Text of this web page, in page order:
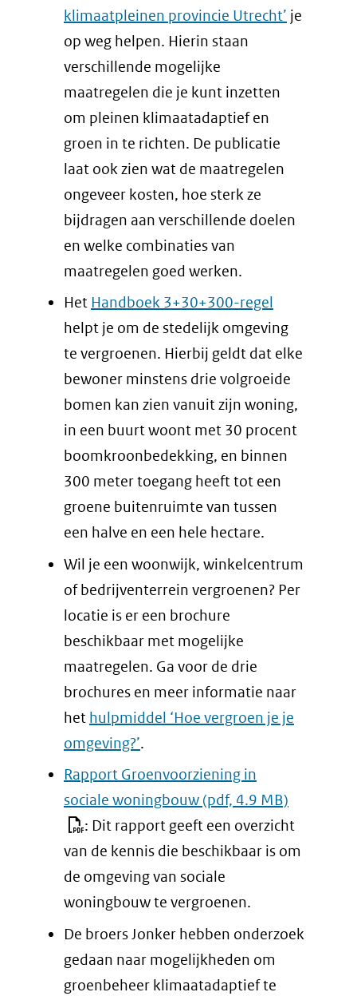
klimaatpleinen provincie Utrecht’ je
op weg helpen. Hierin staan
verschillende mogelijke
maatregelen die je kunt inzetten
om pleinen klimaatadaptief en
groen in te richten. De publicatie
laat ook zien wat de maatregelen
ongeveer kosten, hoe sterk ze
bijdragen aan verschillende doelen
en welke combinaties van
maatregelen goed werken.
Het Handboek 3+30+300-regel
helpt je om de stedelijk omgeving
te vergroenen. Hierbij geldt dat elke
bewoner minstens drie volgroeide
bomen kan zien vanuit zijn woning,
in een buurt woont met 30 procent
boomkroonbedekking, en binnen
300 meter toegang heeft tot een
groene buitenruimte van tussen
een halve en een hele hectare.
Wil je een woonwijk, winkelcentrum
of bedrijventerrein vergroenen? Per
locatie is er een brochure
beschikbaar met mogelijke
maatregelen. Ga voor de drie
brochures en meer informatie naar
het hulpmiddel ‘Hoe vergroen je je
omgeving?’.
Rapport Groenvoorziening in
sociale woningbouw (pdf, 4.9 MB)
: Dit rapport geeft een overzicht
van de kennis die beschikbaar is om
de omgeving van sociale
woningbouw te vergroenen.
De broers Jonker hebben onderzoek
gedaan naar mogelijkheden om
groenbeheer klimaatadaptief te